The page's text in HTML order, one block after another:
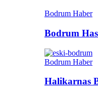
Bodrum Haber
Bodrum
Bodrum Haber
Halikarnas